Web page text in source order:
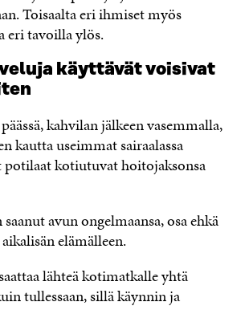
Toisaalta eri ihmiset myös
eri tavoilla ylös.
käyttävät voisivat
kahvilan jälkeen vasemmalla,
kautta useimmat sairaalassa
potilaat kotiutuvat hoitojaksonsa
avun ongelmaansa, osa ehkä
elämälleen.
lähteä kotimatkalle yhtä
tullessaan, sillä käynnin ja